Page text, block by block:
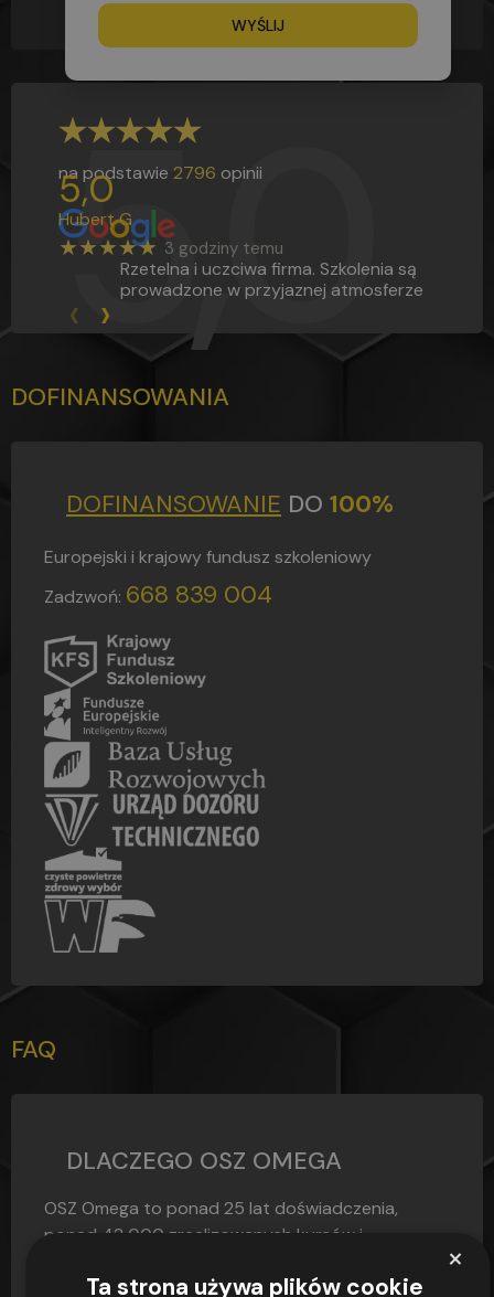
5,0
5,0
na podstawie 2796 opinii
Hubert G
★★★★★ 3 godziny temu
Rzetelna i uczciwa firma. Szkolenia są
prowadzone w przyjaznej atmosferze
‹ ›
DOFINANSOWANIA
DOFINANSOWANIE DO 100%
Europejski i krajowy fundusz szkoleniowy
Zadzwoń: 668 839 004
FAQ
DLACZEGO OSZ OMEGA
OSZ Omega to ponad 25 lat doświadczenia,
ponad 42 000 zrealizowanych kursów i
×
Ta strona używa plików cookie
WYŚLIJ